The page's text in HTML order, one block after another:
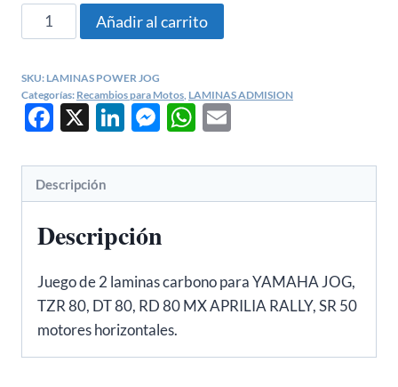
LAMINA
ADMISION
JOG
CARBONO
RACING
Añadir al carrito
SKU: LAMINAS POWER JOG
Categorías: Recambios para Motos LAMINAS ADMISION
Facebook
X LinkedIn
Messenger
WhatsApp
Descripción
Descripción
Juego de 2 laminas carbono para YAMAHA JOG,
TZR 80, DT 80, RD 80 MX APRILIA RALLY, SR 50
motores horizontales.